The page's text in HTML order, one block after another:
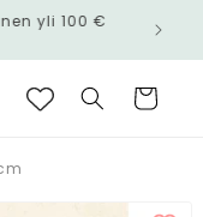
yli 100 €
Ostoskori